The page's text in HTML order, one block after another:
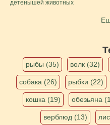
детенышей животных
рыбы (35) волк (32)
собака (26) рыбки (22)
кошка (19) обезьяна
верблюд (13)